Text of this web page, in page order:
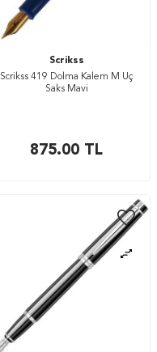
Scrikss
Scrikss 419 Dolma Kalem M Uç
Saks Mavi
875.00 TL